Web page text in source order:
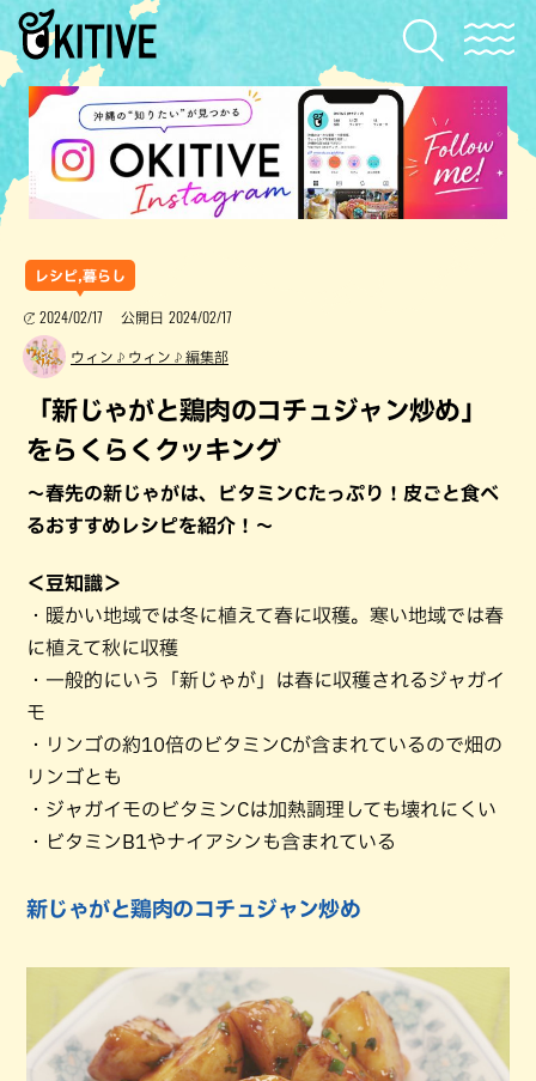
レシピ,暮らし
2024/02/17 公開日 2024/02/17
ウィン♪ウィン♪編集部
「新じゃがと鶏肉のコチュジャン炒め」
をらくらくクッキング
～春先の新じゃがは、ビタミンCたっぷり！皮ごと食べ
るおすすめレシピを紹介！～
＜豆知識＞
・暖かい地域では冬に植えて春に収穫。寒い地域では春
に植えて秋に収穫
・一般的にいう「新じゃが」は春に収穫されるジャガイ
モ
・リンゴの約10倍のビタミンCが含まれているので畑の
リンゴとも
・ジャガイモのビタミンCは加熱調理しても壊れにくい
・ビタミンB1やナイアシンも含まれている
新じゃがと鶏肉のコチュジャン炒め